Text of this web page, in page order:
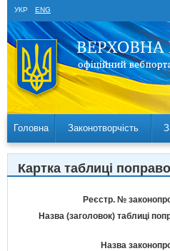
УКР ENG
Головна Законотворчість
Картка таблиці
Реєстр. №
Назва (заголовок) таблиці
Назва